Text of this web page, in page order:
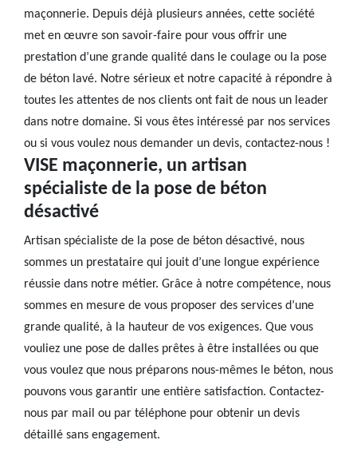
maçonnerie. Depuis déjà plusieurs années, cette société
met en œuvre son savoir-faire pour vous offrir une
prestation d’une grande qualité dans le coulage ou la pose
de béton lavé. Notre sérieux et notre capacité à répondre à
toutes les attentes de nos clients ont fait de nous un leader
dans notre domaine. Si vous êtes intéressé par nos services
ou si vous voulez nous demander un devis, contactez-nous !
VISE maçonnerie, un artisan
spécialiste de la pose de béton
désactivé
Artisan spécialiste de la pose de béton désactivé, nous
sommes un prestataire qui jouit d’une longue expérience
réussie dans notre métier. Grâce à notre compétence, nous
sommes en mesure de vous proposer des services d’une
grande qualité, à la hauteur de vos exigences. Que vous
vouliez une pose de dalles prêtes à être installées ou que
vous voulez que nous préparons nous-mêmes le béton, nous
pouvons vous garantir une entière satisfaction. Contactez-
nous par mail ou par téléphone pour obtenir un devis
détaillé sans engagement.